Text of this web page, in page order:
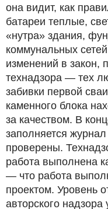
она видит, как
батареи теплые,
«нутра» здания,
коммунальных
изменений в закон,
технадзора — тех
забивки первой
каменного блока
за качеством. В
заполняется
проверены.
работа выполнена
— что работа
проектом. Уровень
авторского надзора